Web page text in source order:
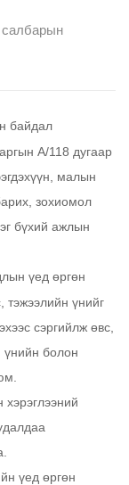
байдал
А/118 дугаар
малын
зохиомол
бүхий ажлын
үед өргөн
тэжээлийн үнийг
сэргийлж өвс,
үнийн болон
үед өргөн